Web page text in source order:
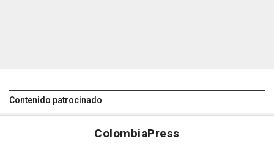
Contenido patrocinado
ColombiaPress